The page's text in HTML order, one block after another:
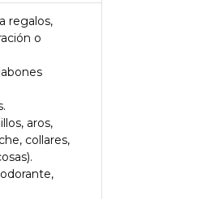
regalos,
o
aros,
collares,